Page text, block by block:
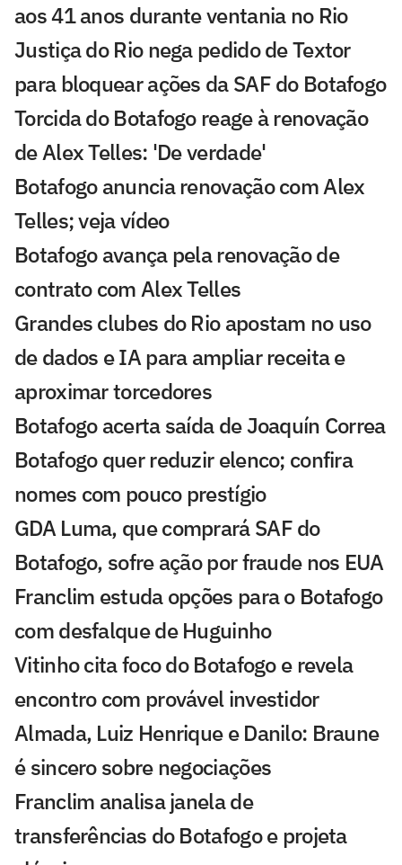
aos 41 anos durante ventania no Rio
Justiça do Rio nega pedido de Textor
para bloquear ações da SAF do Botafogo
Torcida do Botafogo reage à renovação
de Alex Telles: 'De verdade'
Botafogo anuncia renovação com Alex
Telles; veja vídeo
Botafogo avança pela renovação de
contrato com Alex Telles
Grandes clubes do Rio apostam no uso
de dados e IA para ampliar receita e
aproximar torcedores
Botafogo acerta saída de Joaquín Correa
Botafogo quer reduzir elenco; confira
nomes com pouco prestígio
GDA Luma, que comprará SAF do
Botafogo, sofre ação por fraude nos EUA
Franclim estuda opções para o Botafogo
com desfalque de Huguinho
Vitinho cita foco do Botafogo e revela
encontro com provável investidor
Almada, Luiz Henrique e Danilo: Braune
é sincero sobre negociações
Franclim analisa janela de
transferências do Botafogo e projeta